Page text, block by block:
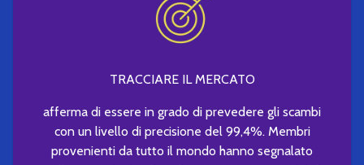
TRACCIARE IL MERCATO
afferma di essere in grado di prevedere gli scambi
con un livello di precisione del 99,4%. Membri
provenienti da tutto il mondo hanno segnalato